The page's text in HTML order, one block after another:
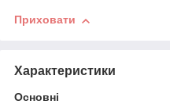
Приховати
Характеристики
Основні